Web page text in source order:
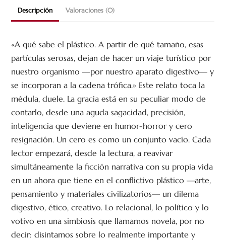
Descripción Valoraciones (0)
«A qué sabe el plástico. A partir de qué tamaño, esas
partículas serosas, dejan de hacer un viaje turístico por
nuestro organismo —por nuestro aparato digestivo— y
se incorporan a la cadena trófica.» Este relato toca la
médula, duele. La gracia está en su peculiar modo de
contarlo, desde una aguda sagacidad, precisión,
inteligencia que deviene en humor-horror y cero
resignación. Un cero es como un conjunto vacío. Cada
lector empezará, desde la lectura, a reavivar
simultáneamente la ficción narrativa con su propia vida
en un ahora que tiene en el conflictivo plástico —arte,
pensamiento y materiales civilizatorios— un dilema
digestivo, ético, creativo. Lo relacional, lo político y lo
votivo en una simbiosis que llamamos novela, por no
decir: disintamos sobre lo realmente importante y